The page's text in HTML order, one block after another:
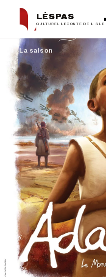
LÉSPAS
CULTUREL LECONTE DE LISLE
← La saison